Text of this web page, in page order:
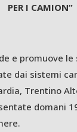
PER I CAMION”
e promuove
dai sistemi
Trentino
domani